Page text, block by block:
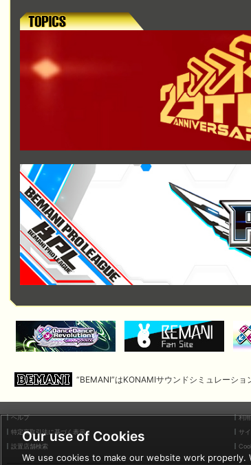
2025.08.08
DanceDanceRevolution A3収録の下記楽曲が遊べるのは
「一途」
引き続きDanceDanceRevolution A3をよろしくお願いいた
「ミックスナッツ」
引き続きDanceDanceRevolution A3をよろしくお願いいた
2025.05.30
楽曲パックに関するお知らせ
5月30日(金)15:00(JST)より、「グランプリ楽曲パック
「HAPPY☆LUCKY☆YEAPPY / DJ ミラクル☆ストーン」
2025.03.31
3月31日(月)15:00(JST)より、「BEMANI SELECTION楽曲
「海神 / 兎々」
引き続きDanceDanceRevolution A3をよろしくお願いいた
“BEMANI”はKONAMIサウンドシミュレーショ
ヘルプ 利
特定商取引法に基づく表示
サ
設置店舗検索
Our use of Cookies
We use cookies to make our website work